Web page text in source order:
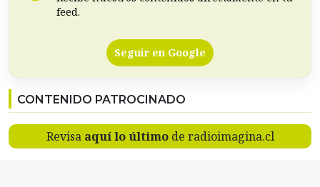
feed.
Seguir en Google
CONTENIDO PATROCINADO
Revisa aquí lo últimode radioimagina.cl